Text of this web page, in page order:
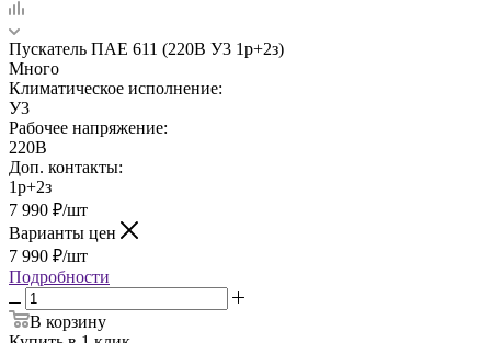
Пускатель ПАЕ 611 (220В У3 1р+2з)
Много
Климатическое исполнение:
У3
Рабочее напряжение:
220В
Доп. контакты:
1р+2з
7 990 ₽/шт
Варианты цен
7 990 ₽/шт
Подробности
В корзину